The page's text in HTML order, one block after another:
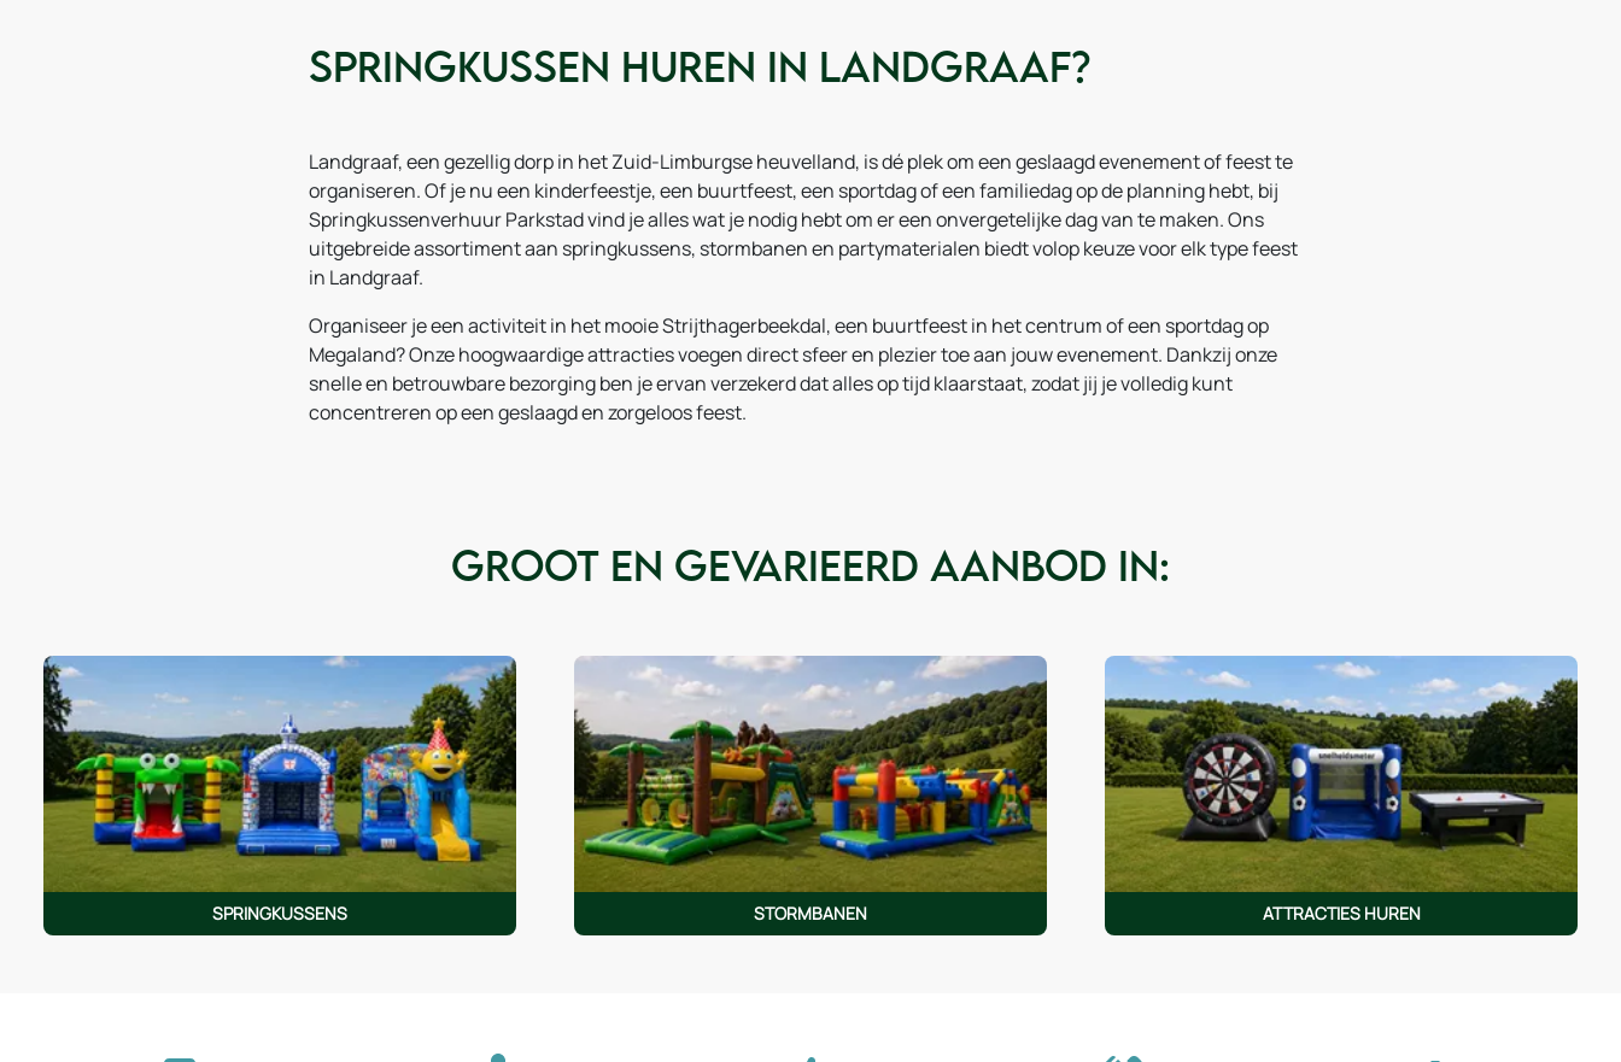
Springkussen huren in Landgraaf?
Landgraaf, een gezellig dorp in het Zuid-Limburgse heuvelland, is dé plek om een geslaagd evenement of feest te
organiseren. Of je nu een kinderfeestje, een buurtfeest, een sportdag of een familiedag op de planning hebt, bij
Springkussenverhuur Parkstad vind je alles wat je nodig hebt om er een onvergetelijke dag van te maken. Ons
uitgebreide assortiment aan springkussens, stormbanen en partymaterialen biedt volop keuze voor elk type feest
in Landgraaf.
Organiseer je een activiteit in het mooie Strijthagerbeekdal, een buurtfeest in het centrum of een sportdag op
Megaland? Onze hoogwaardige attracties voegen direct sfeer en plezier toe aan jouw evenement. Dankzij onze
snelle en betrouwbare bezorging ben je ervan verzekerd dat alles op tijd klaarstaat, zodat jij je volledig kunt
concentreren op een geslaagd en zorgeloos feest.
Groot en gevarieerd aanbod in:
SPRINGKUSSENS STORMBANEN ATTRACTIES HUREN